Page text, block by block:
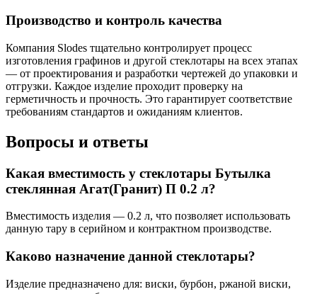
Производство и контроль качества
Компания Slodes тщательно контролирует процесс
изготовления графинов и другой стеклотары на всех этапах
— от проектирования и разработки чертежей до упаковки и
отгрузки. Каждое изделие проходит проверку на
герметичность и прочность. Это гарантирует соответствие
требованиям стандартов и ожиданиям клиентов.
Вопросы и ответы
Какая вместимость у стеклотары Бутылка
стеклянная Агат(Гранит) П 0.2 л?
Вместимость изделия — 0.2 л, что позволяет использовать
данную тару в серийном и контрактном производстве.
Каково назначение данной стеклотары?
Изделие предназначено для: виски, бурбон, ржаной виски,